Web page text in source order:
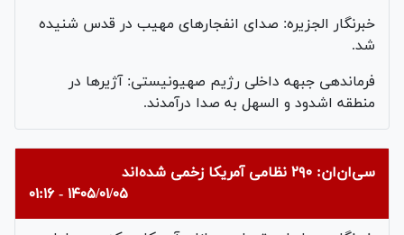
خبرنگار الجزیره: صدای انفجارهای مهیب در قدس شنیده
شد.
فرماندهی جبهه داخلی رژیم صهیونیستی: آژیرها در
منطقه اشدود و السهل به صدا درآمدند.
سی‌ان‌ان: ۲۹۰ نظامی آمریکا زخمی شده‌اند
۱۴۰۵/۰۱/۰۵ - ۰۱:۱۶